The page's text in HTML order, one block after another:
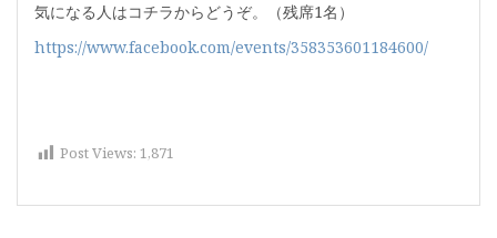
気になる人はコチラからどうぞ。（残席1名）
https://www.facebook.com/events/358353601184600/
Post Views: 1,871